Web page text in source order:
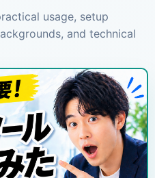
usage, setup
and technical